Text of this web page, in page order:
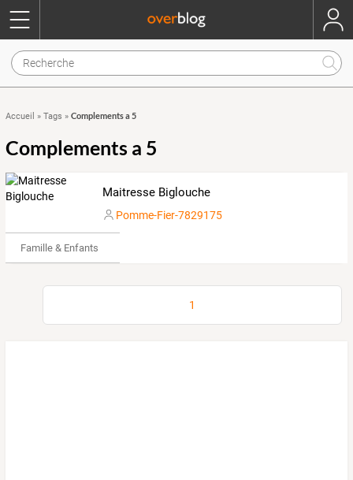
Accueil » Tags » Complements a 5
Complements a 5
Maitresse Biglouche
Pomme-Fier-7829175
Famille & Enfants
1